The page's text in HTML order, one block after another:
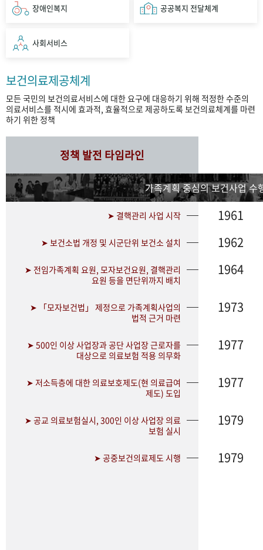
장애인복지 공공복지 전달체계
사회서비스
보건의료제공체계
모든 국민의 보건의료서비스에 대한 요구에 대응하기 위해 적정한 수준의
의료서비스를 적시에 효과적, 효율적으로 제공하도록 보건의료체계를 마련
하기 위한 정책
정책 발전 타임라인
가족계획 중심의 보건사업 수
➤ 결핵관리 사업 시작 1961
➤ 보건소법 개정 및 시군단위 보건소 설치 1962
➤ 전임가족계획 요원, 모자보건요원, 결핵관리
요원 등을 면단위까지 배치
1964
➤ 「모자보건법」 제정으로 가족계획사업의
법적 근거 마련
1973
➤ 500인 이상 사업장과 공단 사업장 근로자를
대상으로 의료보험 적용 의무화
1977
➤ 저소득층에 대한 의료보호제도(현 의료급여
제도) 도입
1977
➤ 공교 의료보험실시, 300인 이상 사업장 의료
보험 실시
1979
➤ 공중보건의료제도 시행 1979